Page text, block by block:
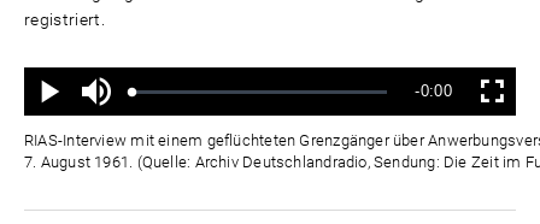
registriert.
Wiedergabe
Ton
aus
Geladen:
Status:
Verbleibende
Zeit
-0:00 Vollbild
RIAS-Interview mit einem geflüchteten Grenzgänger über
7. August 1961. (Quelle: Archiv Deutschlandradio, Sendung: Die Zeit im